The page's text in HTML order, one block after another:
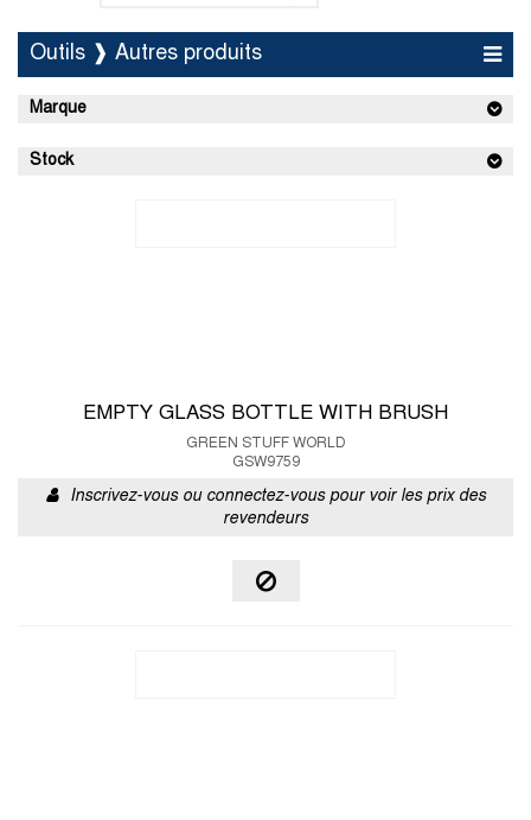
Outils ❱ Autres produits
Marque
Stock
EMPTY GLASS BOTTLE WITH BRUSH
GREEN STUFF WORLD
GSW9759
Inscrivez-vous ou connectez-vous pour voir les prix des
revendeurs